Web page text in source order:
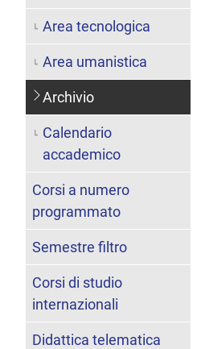
Area tecnologica
Area umanistica
Archivio
Calendario
accademico
Corsi a numero
programmato
Semestre filtro
Corsi di studio
internazionali
Didattica telematica